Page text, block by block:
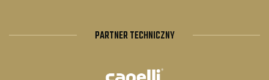
PARTNER TECHNICZNY